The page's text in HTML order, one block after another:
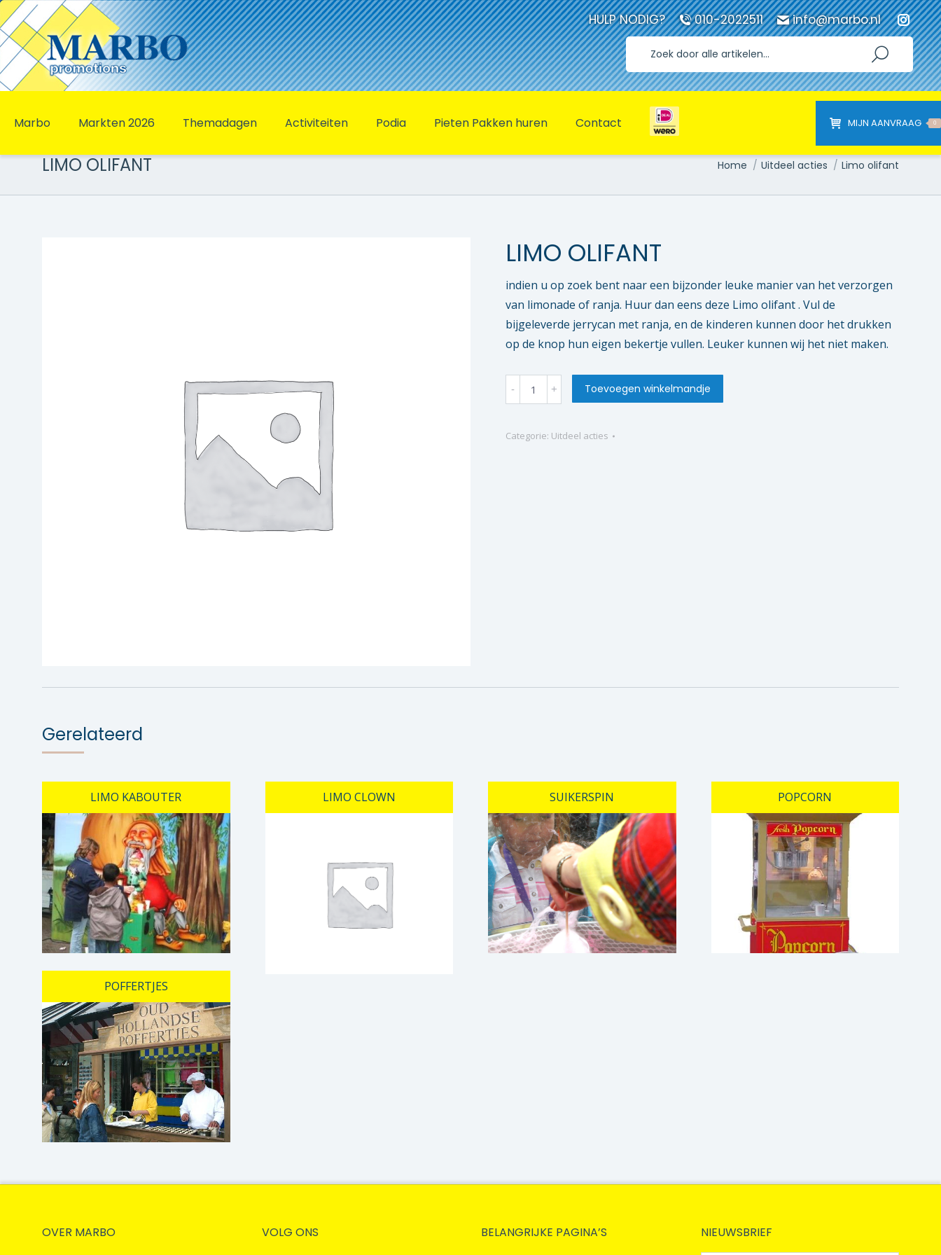
HULP NODIG? 010-2022511 info@marbo.nl
page
opens
in
new
Marbo Markten 2026 Themadagen Activiteiten Podia Pieten Pakken huren Contact MIJN AANVRAAG 0
LIMO OLIFANT Je bent hier:
Home Uitdeel acties Limo olifant
LIMO OLIFANT
indien u op zoek bent naar een bijzonder leuke manier van het verzorgen
van limonade of ranja. Huur dan eens deze Limo olifant . Vul de
bijgeleverde jerrycan met ranja, en de kinderen kunnen door het drukken
op de knop hun eigen bekertje vullen. Leuker kunnen wij het niet maken.
olifant
Toevoegen winkelmandje
Categorie: Uitdeel acties
Gerelateerd
LIMO KABOUTER LIMO CLOWN SUIKERSPIN POPCORN
POFFERTJES
OVER MARBO VOLG ONS BELANGRIJKE PAGINA’S NIEUWSBRIEF